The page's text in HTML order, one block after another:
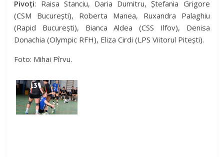
Pivoți: Raisa Stanciu, Daria Dumitru, Ștefania Grigore
(CSM București), Roberta Manea, Ruxandra Palaghiu
(Rapid București), Bianca Aldea (CSS Ilfov), Denisa
Donachia (Olympic RFH), Eliza Cirdi (LPS Viitorul Pitești).
Foto: Mihai Pîrvu.